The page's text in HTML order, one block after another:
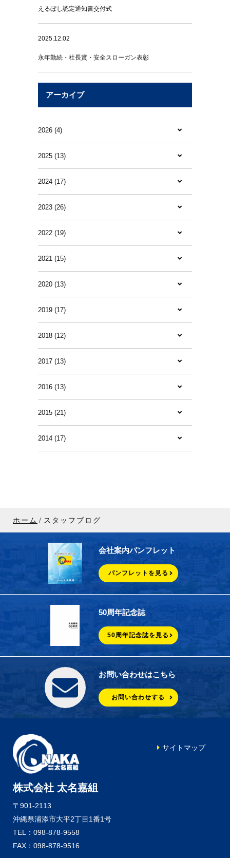
えるぼし認定通知書交付式
2025.12.02
永年勤続・社長賞・安全スローガン表彰
アーカイブ
2026 (4)
2025 (13)
2024 (17)
2023 (26)
2022 (19)
2021 (15)
2020 (13)
2019 (17)
2018 (12)
2017 (13)
2016 (13)
2015 (21)
2014 (17)
ホーム スタッフブログ
会社案内パンフレット
パンフレットを見る
50周年記念誌
50周年記念誌を見る
お問い合わせはこちら
お問い合わせする
株式会社 太名嘉組
〒901-2113
沖縄県浦添市大平2丁目1番1号
TEL：098-878-9558
FAX：098-878-9516
サイトマップ